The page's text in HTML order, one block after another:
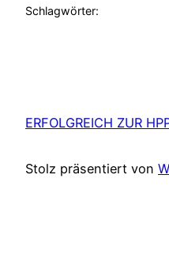
Schlagwörter:
ERFOLGREICH ZUR
Stolz präsentiert von